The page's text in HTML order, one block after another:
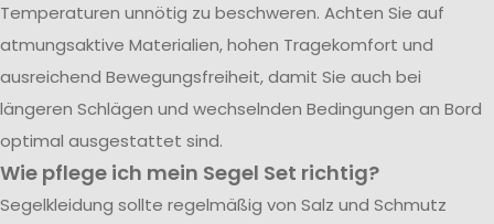
Temperaturen unnötig zu beschweren. Achten Sie auf
atmungsaktive Materialien, hohen Tragekomfort und
ausreichend Bewegungsfreiheit, damit Sie auch bei
längeren Schlägen und wechselnden Bedingungen an Bord
optimal ausgestattet sind.
Wie pflege ich mein Segel Set richtig?
Segelkleidung sollte regelmäßig von Salz und Schmutz